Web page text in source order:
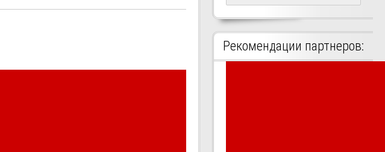
Рекомендации партнеров: